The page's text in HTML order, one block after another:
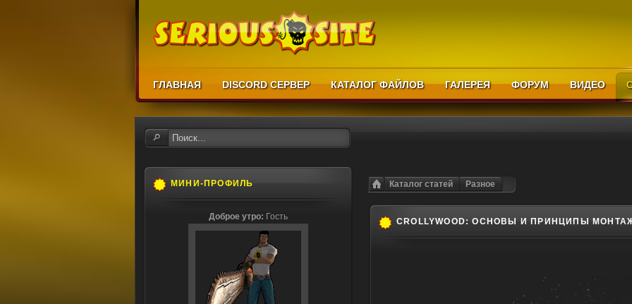
ГЛАВНАЯ DISCORD СЕРВЕР КАТАЛОГ ФАЙЛОВ ГАЛЕРЕЯ ФОРУМ ВИДЕО
Каталог статей Разное
CROLLYWOOD: ОСНОВЫ И ПРИНЦИПЫ
МИНИ-ПРОФИЛЬ
Доброе утро: Гость